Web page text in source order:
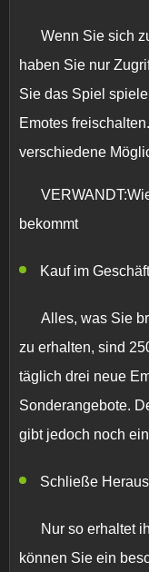
Wenn Sie sich
haben Sie nur
Sie das Spiel
Emotes
verschiedene
bekommt
Kauf im
Alles, was Sie
zu erhalten, sind
täglich drei neue
Sonderangebote.
gibt jedoch noch
Schließe
Nur so erhaltet
können Sie ein